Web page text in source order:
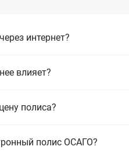
интернет?
влияет?
полиса?
полис ОСАГО?